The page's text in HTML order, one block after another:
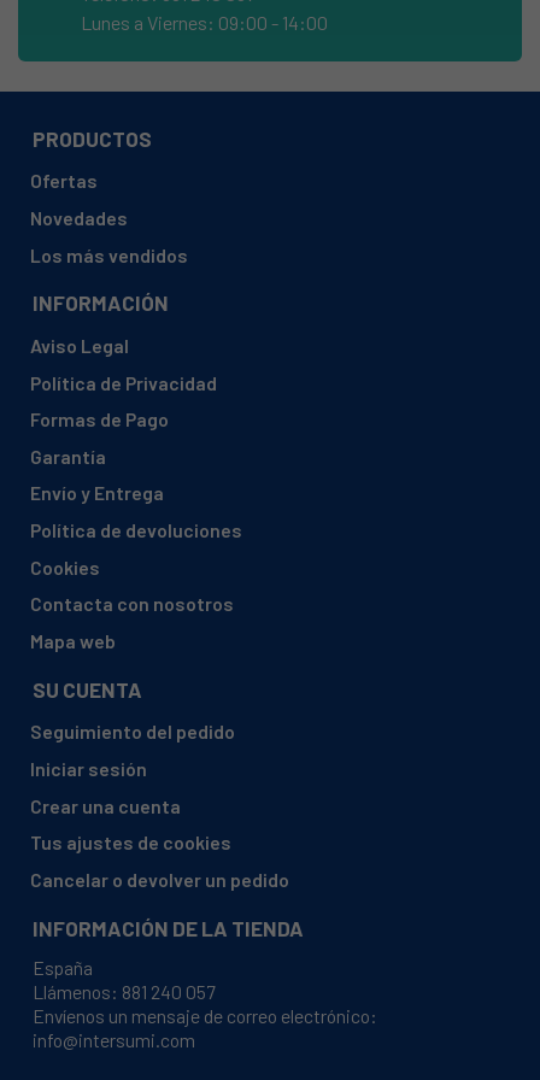
ASPES, FAC-485
ASPES, FAC-495
EDESA, C-142
EDESA, C340
EDESA, C342
EDESA, CP-340M
FAGOR, 1S-233
FAGOR, C336
FAGOR, C337 E CO TROPIC
FAGOR, D2351
FAGOR, FAC-495
FAGOR, FT722NF 904010102
FAGOR, FT722NFX 904010103
Lunes a Viernes: 09:00 - 14:00
PRODUCTOS
Ofertas
Novedades
Los más vendidos
INFORMACIÓN
Aviso Legal
Política de Privacidad
Formas de Pago
Garantía
Envío y Entrega
Política de devoluciones
Cookies
Contacta con nosotros
Mapa web
SU CUENTA
Seguimiento del pedido
Iniciar sesión
Crear una cuenta
Tus ajustes de cookies
Cancelar o devolver un pedido
INFORMACIÓN DE LA TIENDA
España
Llámenos: 881 240 057
Envíenos un mensaje de correo electrónico:
info@intersumi.com